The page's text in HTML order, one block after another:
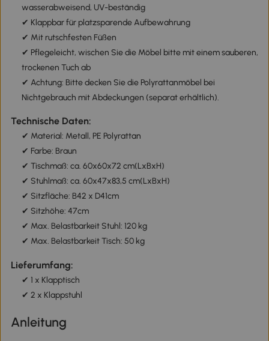
wasserabweisend, UV-beständig
✔ Klappbar für platzsparende Aufbewahrung
✔ Mit rutschfesten Füßen
✔ Pflegeleicht, wischen Sie die Möbel bitte mit einem sauberen,
trockenen Tuch ab
✔ Achtung: Bitte decken Sie die Polyrattanmöbel bei
Nichtgebrauch mit Abdeckungen (separat erhältlich).
Technische Daten:
✔ Material: Metall, PE Polyrattan
✔ Farbe: Braun
✔ Tischmaß: ca. 60x60x72 cm(LxBxH)
✔ Stuhlmaß: ca. 60x47x83,5 cm(LxBxH)
✔ Sitzfläche: B42 x D41cm
✔ Sitzhöhe: 47cm
✔ Max. Belastbarkeit Stuhl: 120 kg
✔ Max. Belastbarkeit Tisch: 50 kg
Lieferumfang:
✔ 1 x Klapptisch
✔ 2 x Klappstuhl
Anleitung